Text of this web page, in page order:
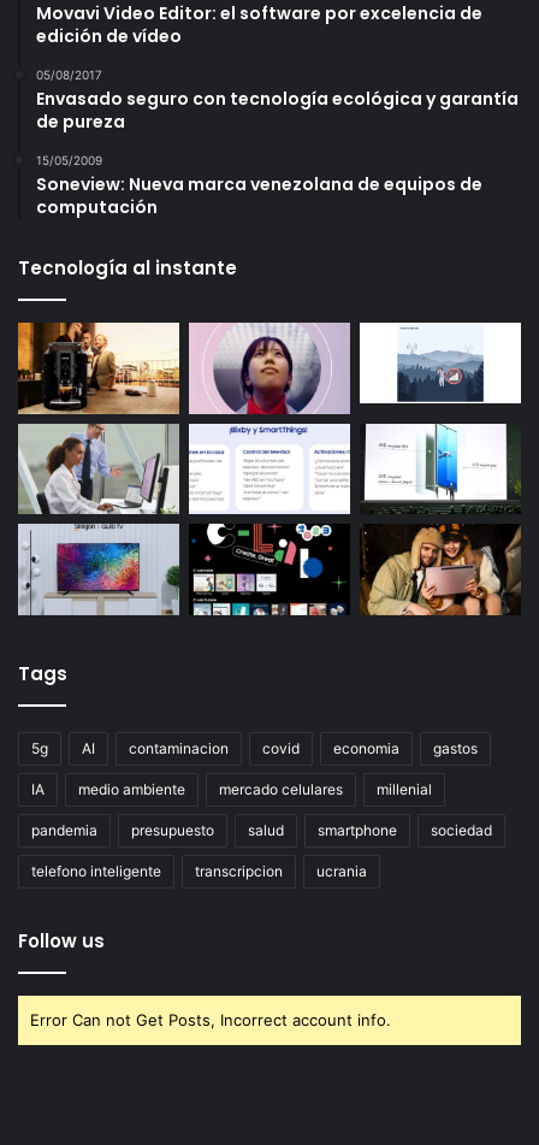
Movavi Video Editor: el software por excelencia de
edición de vídeo
05/08/2017
Envasado seguro con tecnología ecológica y garantía
de pureza
15/05/2009
Soneview: Nueva marca venezolana de equipos de
computación
Tecnología al instante
Tags
5g AI contaminacion covid economia gastos
IA medio ambiente mercado celulares millenial
pandemia presupuesto salud smartphone sociedad
telefono inteligente transcripcion ucrania
Follow us
Error Can not Get Posts, Incorrect account info.